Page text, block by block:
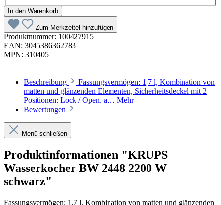
In den Warenkorb
Zum Merkzettel hinzufügen
Produktnummer: 100427915
EAN: 3045386362783
MPN: 310405
Beschreibung
Fassungsvermögen: 1,7 l, Kombination von
matten und glänzenden Elementen, Sicherheitsdeckel mit 2
Positionen: Lock / Open, a… Mehr
Bewertungen
Menü schließen
Produktinformationen "KRUPS
Wasserkocher BW 2448 2200 W
schwarz"
Fassungsvermögen: 1,7 l, Kombination von matten und glänzenden